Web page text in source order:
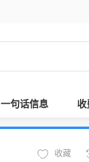
一句话信息 收
收藏